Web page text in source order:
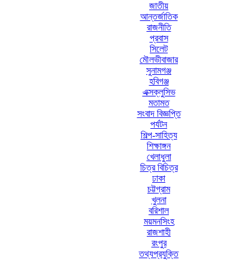
জাতীয়
আন্তর্জাতিক
রাজনীতি
প্রবাস
সিলেট
মৌলভীবাজার
সুনামগঞ্জ
হবিগঞ্জ
এক্সক্লুসিভ
মতামত
সংবাদ বিজ্ঞপ্তি
পর্যটন
শিল্প-সাহিত্য
শিক্ষাঙ্গন
খেলাধুলা
চিত্র বিচিত্র
ঢাকা
চট্টগ্রাম
খুলনা
বরিশাল
ময়মনসিংহ
রাজশাহী
রংপুর
তথ্যপ্রযুক্তি